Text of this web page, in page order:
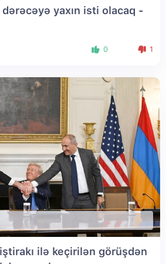
yaxın isti olacaq -
0 1
ilə keçirilən görüşdən